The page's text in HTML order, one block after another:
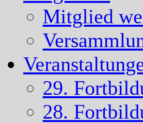
Mitglied
29.
28.